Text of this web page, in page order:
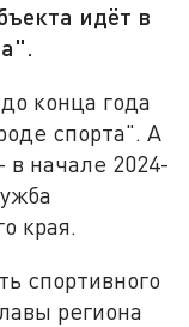
идёт в
конца года
спорта". А
в начале 2024-
края.
спортивного
региона